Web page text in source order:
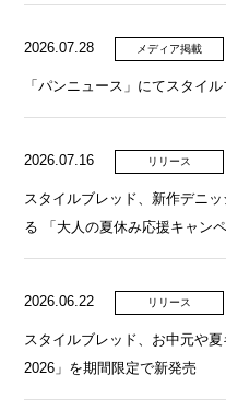
2026.07.28 メディア掲載
「パンニュース」にてスタイ
2026.07.16 リリース
スタイルブレッド、新作デニ
る 「大人の夏休み応援キャン
2026.06.22 リリース
スタイルブレッド、お中元や
2026」を期間限定で新発売